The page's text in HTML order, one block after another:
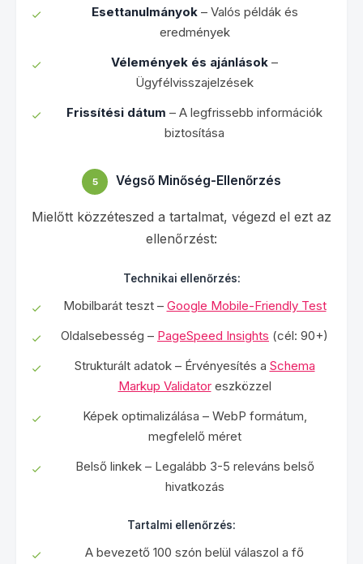
Esettanulmányok– Valós példák és
eredmények
Vélemények és ajánlások –
Ügyfélvisszajelzések
Frissítési dátum – A legfrissebb információk
biztosítása
5 Végső Minőség-Ellenőrzés
Mielőtt közzéteszed a tartalmat, végezd el ezt az
ellenőrzést:
Technikai ellenőrzés:
Mobilbarát teszt – Google Mobile-Friendly Test
Oldalsebesség – PageSpeed Insights (cél: 90+)
Strukturált adatok – Érvényesítés a Schema
Markup Validatoreszközzel
Képek optimalizálása – WebP formátum,
megfelelő méret
Belső linkek – Legalább 3-5 releváns belső
hivatkozás
Tartalmi ellenőrzés:
A bevezető 100 szón belül válaszol a fő